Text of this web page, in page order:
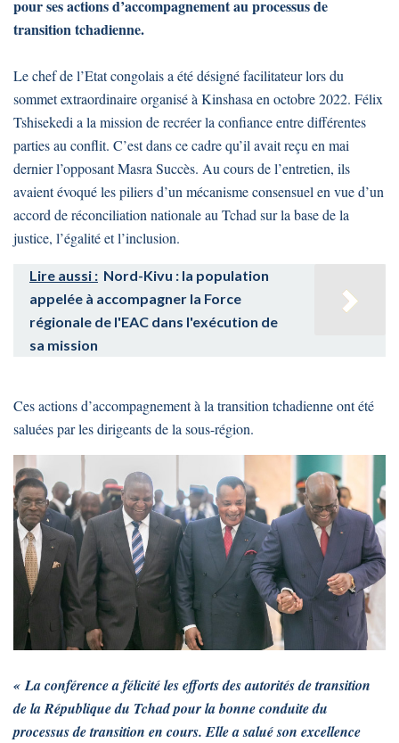
pour ses actions d’accompagnement au processus de
transition tchadienne.
Le chef de l’Etat congolais a été désigné facilitateur lors du
sommet extraordinaire organisé à Kinshasa en octobre 2022. Félix
Tshisekedi a la mission de recréer la confiance entre différentes
parties au conflit. C’est dans ce cadre qu’il avait reçu en mai
dernier l’opposant Masra Succès. Au cours de l’entretien, ils
avaient évoqué les piliers d’un mécanisme consensuel en vue d’un
accord de réconciliation nationale au Tchad sur la base de la
justice, l’égalité et l’inclusion.
Lire aussi : Nord-Kivu : la population
appelée à accompagner la Force
régionale de l'EAC dans l'exécution de
sa mission
Ces actions d’accompagnement à la transition tchadienne ont été
saluées par les dirigeants de la sous-région.
« La conférence a félicité les efforts des autorités de transition
de la République du Tchad pour la bonne conduite du
processus de transition en cours. Elle a salué son excellence